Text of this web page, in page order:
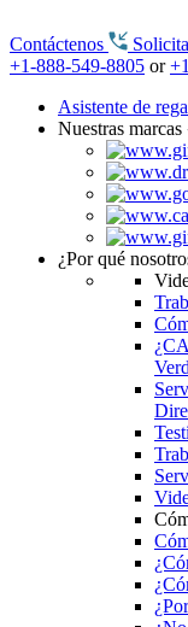
Contáctenos
+1-888-549-8805 or
Asistente de
Nuestras marcas
¿Por qué